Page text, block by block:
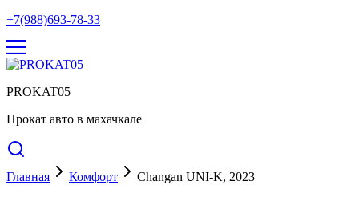
+7(988)693-78-33
PROKAT05
Прокат авто в махачкале
Главная Комфорт Changan UNI-K, 2023